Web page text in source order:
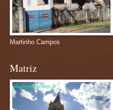
Martinho Campos
Matriz